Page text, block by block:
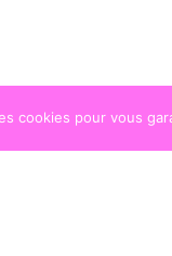
cookies pour vous